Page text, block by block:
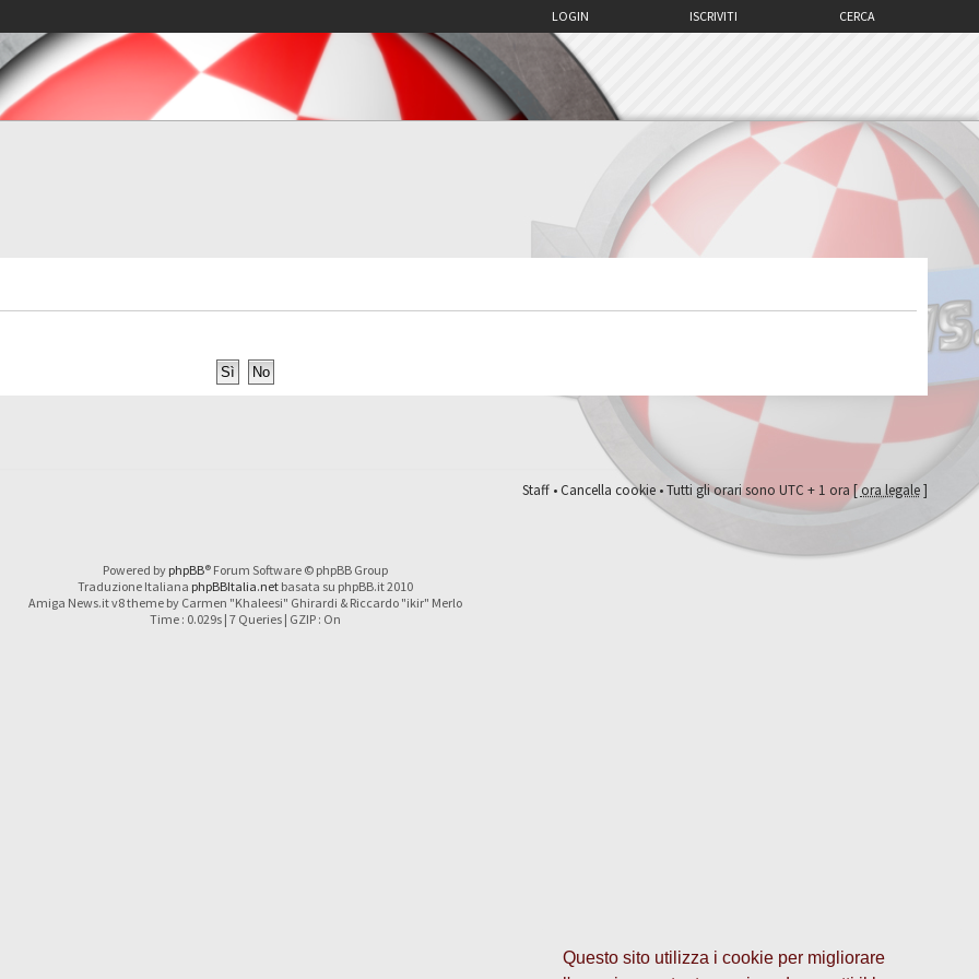
Questo sito utilizza i cookie per migliorare
CERCA
ISCRIVITI
LOGIN
Staff•Cancella cookie• Tutti gli orari sono UTC + 1 ora [ora legale]
Powered by phpBB® Forum Software © phpBB Group
Traduzione Italiana phpBBItalia.netbasata su phpBB.it 2010
Amiga News.it v8 theme by Carmen "Khaleesi" Ghirardi & Riccardo "ikir" Merlo
Time : 0.029s | 7 Queries | GZIP : On